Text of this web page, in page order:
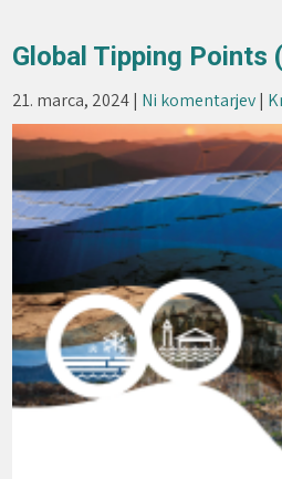
Global Tipping Points
21. marca, 2024| Ni komentarjev|